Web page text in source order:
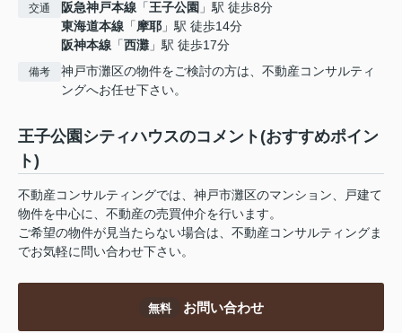
交通 阪急神戸本線 「王子公園 」駅 徒歩8分
東海道本線 「摩耶 」駅 徒歩14分
阪神本線 「西灘 」駅 徒歩17分
備考
神戸市灘区の物件をご検討の方は、不動産コンサルティ
ングへお任せ下さい。
王子公園シティハウスのコメント(おすすめポイン
ト)
不動産コンサルティングでは、神戸市灘区のマンション、戸建て
物件を中心に、不動産の売買仲介を行います。
ご希望の物件が見当たらない場合は、不動産コンサルティングま
でお気軽に問い合わせ下さい。
無料 お問い合わせ